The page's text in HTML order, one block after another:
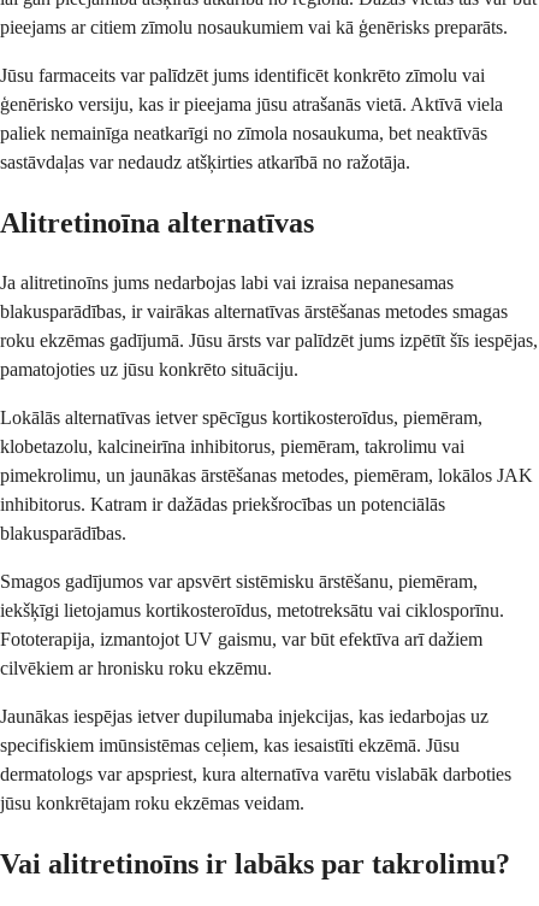
pieejams ar citiem zīmolu nosaukumiem vai kā ģenērisks preparāts.
Jūsu farmaceits var palīdzēt jums identificēt konkrēto zīmolu vai
ģenērisko versiju, kas ir pieejama jūsu atrašanās vietā. Aktīvā viela
paliek nemainīga neatkarīgi no zīmola nosaukuma, bet neaktīvās
sastāvdaļas var nedaudz atšķirties atkarībā no ražotāja.
Alitretinoīna alternatīvas
Ja alitretinoīns jums nedarbojas labi vai izraisa nepanesamas
blakusparādības, ir vairākas alternatīvas ārstēšanas metodes smagas
roku ekzēmas gadījumā. Jūsu ārsts var palīdzēt jums izpētīt šīs iespējas,
pamatojoties uz jūsu konkrēto situāciju.
Lokālās alternatīvas ietver spēcīgus kortikosteroīdus, piemēram,
klobetazolu, kalcineirīna inhibitorus, piemēram, takrolimu vai
pimekrolimu, un jaunākas ārstēšanas metodes, piemēram, lokālos JAK
inhibitorus. Katram ir dažādas priekšrocības un potenciālās
blakusparādības.
Smagos gadījumos var apsvērt sistēmisku ārstēšanu, piemēram,
iekšķīgi lietojamus kortikosteroīdus, metotreksātu vai ciklosporīnu.
Fototerapija, izmantojot UV gaismu, var būt efektīva arī dažiem
cilvēkiem ar hronisku roku ekzēmu.
Jaunākas iespējas ietver dupilumaba injekcijas, kas iedarbojas uz
specifiskiem imūnsistēmas ceļiem, kas iesaistīti ekzēmā. Jūsu
dermatologs var apspriest, kura alternatīva varētu vislabāk darboties
jūsu konkrētajam roku ekzēmas veidam.
Vai alitretinoīns ir labāks par takrolimu?